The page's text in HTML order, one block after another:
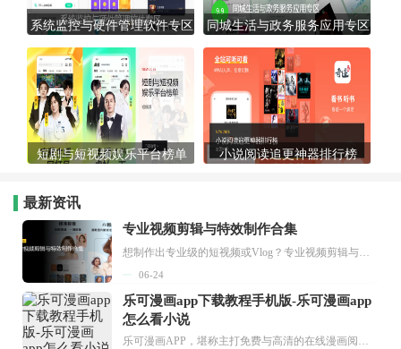
系统监控与硬件管理软件专区 同城生活与政务服务应用专区
短剧与短视频娱乐平台榜单 小说阅读追更神器排行榜
最新资讯
专业视频剪辑与特效制作合集
06-24
乐可漫画app下载教程手机版-乐可漫画app
怎么看小说
乐可漫画APP，堪称主打免费与高清的在线漫画阅读神器。其官方版提供海量完整版漫画资源，无论是国内漫画，还是日漫、韩漫、台漫、美漫等国外漫画，应有尽有，随时供你阅读。只需轻点一下，便能直接进入阅读界面。不仅如此，乐可漫画最新版本更新速度极快，在这里，你总能抢先看到全网一手漫画章节内容！...